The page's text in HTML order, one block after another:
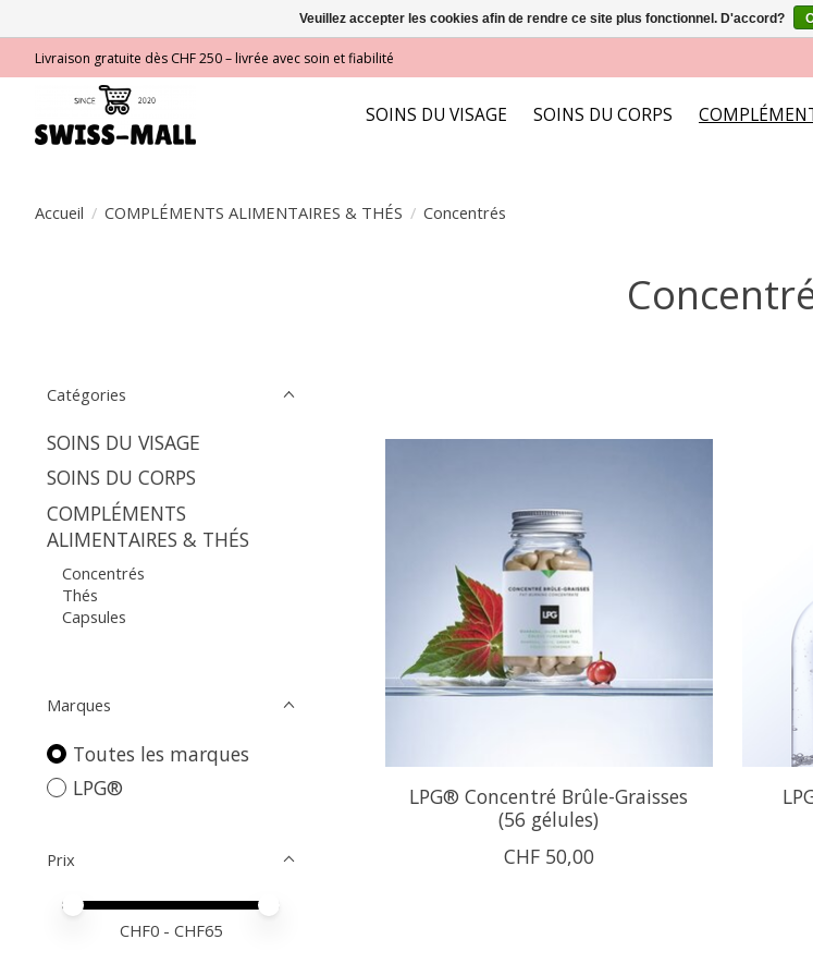
Livraison gratuite dès CHF 250 – livrée avec soin et fiabilité
SOINS DU VISAGE SOINS DU CORPS
Accueil / COMPLÉMENTS ALIMENTAIRES & THÉS / Concentrés
Catégories
SOINS DU VISAGE
SOINS DU CORPS
COMPLÉMENTS
ALIMENTAIRES & THÉS
Concentrés
Thés
Capsules
Marques
Toutes les marques
LPG®
Prix
Prix minimum
Price maximum value
CHF0 - CHF65
LPG® Concentré Brûle-Graisses
(56 gélules)
CHF 50,00
Veuillez accepter les cookies afin de rendre ce site plus fonctionnel. D'accord?